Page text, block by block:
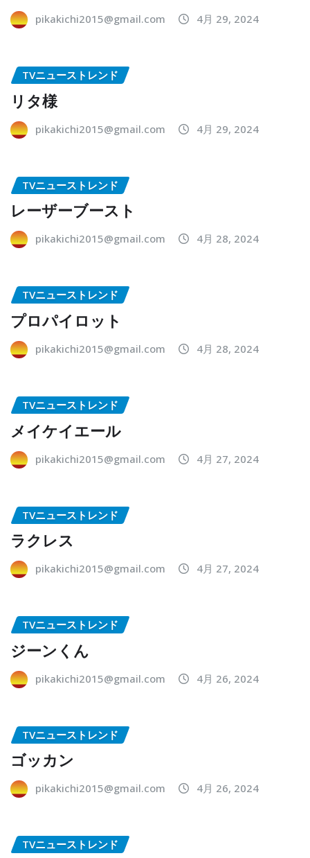
pikakichi2015@gmail.com 4月 29, 2024
TVニューストレンド
リタ様
pikakichi2015@gmail.com 4月 29, 2024
TVニューストレンド
レーザーブースト
pikakichi2015@gmail.com 4月 28, 2024
TVニューストレンド
プロパイロット
pikakichi2015@gmail.com 4月 28, 2024
TVニューストレンド
メイケイエール
pikakichi2015@gmail.com 4月 27, 2024
TVニューストレンド
ラクレス
pikakichi2015@gmail.com 4月 27, 2024
TVニューストレンド
ジーンくん
pikakichi2015@gmail.com 4月 26, 2024
TVニューストレンド
ゴッカン
pikakichi2015@gmail.com 4月 26, 2024
TVニューストレンド